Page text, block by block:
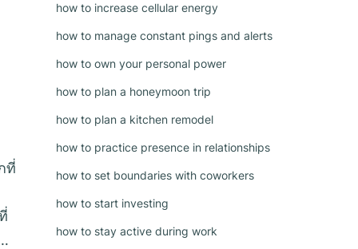
ที่
how to increase cellular energy
how to manage constant pings and alerts
how to own your personal power
how to plan a honeymoon trip
how to plan a kitchen remodel
how to practice presence in relationships
how to set boundaries with coworkers
how to start investing
how to stay active during work